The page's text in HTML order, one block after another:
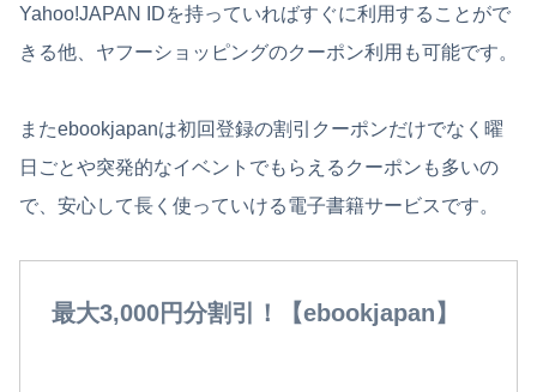
Yahoo!JAPAN IDを持っていればすぐに利用することがで
きる他、ヤフーショッピングのクーポン利用も可能です。
またebookjapanは初回登録の割引クーポンだけでなく曜
日ごとや突発的なイベントでもらえるクーポンも多いの
で、安心して長く使っていける電子書籍サービスです。
最大3,000円分割引！【ebookjapan】